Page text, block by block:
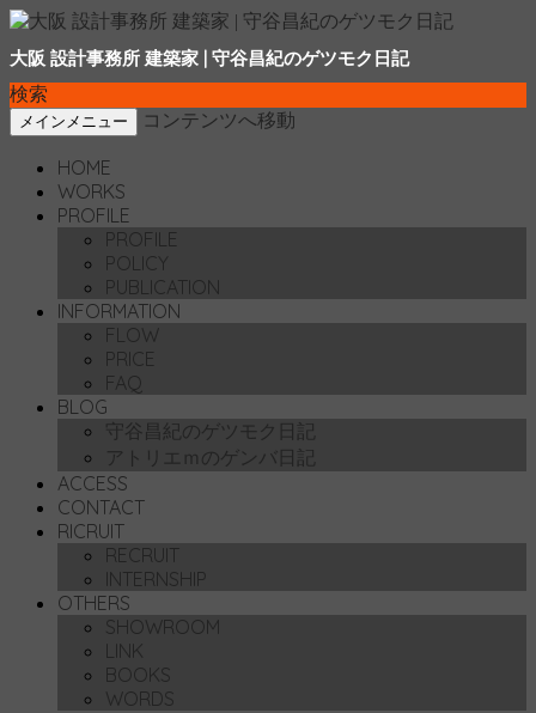
大阪 設計事務所 建築家 | 守谷昌紀のゲツモク日記
検索
メインメニュー コンテンツへ移動
HOME
WORKS
PROFILE
PROFILE
POLICY
PUBLICATION
INFORMATION
FLOW
PRICE
FAQ
BLOG
守谷昌紀のゲツモク日記
アトリエｍのゲンバ日記
ACCESS
CONTACT
RICRUIT
RECRUIT
INTERNSHIP
OTHERS
SHOWROOM
LINK
BOOKS
WORDS